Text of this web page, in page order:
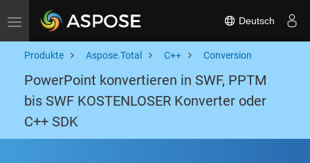
Toggle navigation Deutsch
Produkte Aspose.Total C++ Conversion
PowerPoint konvertieren in SWF, PPTM
bis SWF KOSTENLOSER Konverter oder
C++ SDK